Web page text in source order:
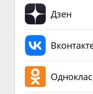
Дзен